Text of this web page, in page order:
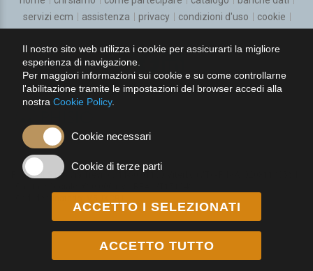
Il nostro sito web utilizza i cookie per assicurarti la migliore
esperienza di navigazione.
Per maggiori informazioni sui cookie e su come controllarne
l'abilitazione tramite le impostazioni del browser accedi alla
nostra Cookie Policy.
Cookie necessari
Cookie di terze parti
ACCETTO I SELEZIONATI
ACCETTO TUTTO
Malattie dell'apparato respiratorio
Malattie Infettive
Malattie metaboliche e diabetologia
Medicina d'emergenza-urgenza
Medicina del lav. e sicurez. degli amb. di lav.
servizi ecm
assistenza privacy condizioni d'uso
cookie
seguici su:
PhisioVit S.r.l. Via Treviso, 44-50 01100 Viterbo (VT)
Preferenze cookie